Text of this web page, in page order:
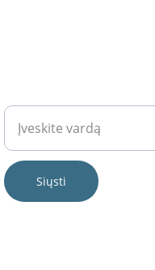
Siųsti